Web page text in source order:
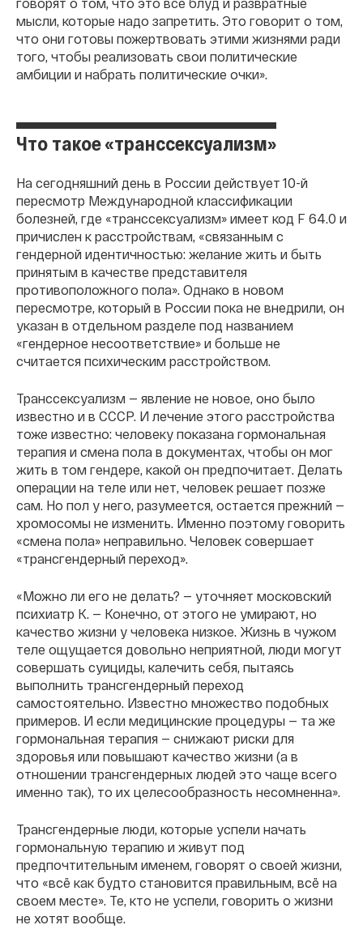
мысли, которые надо запретить. Это говорит о том,
что они готовы пожертвовать этими жизнями ради
того, чтобы реализовать свои политические
амбиции и набрать политические очки».
Что такое «транссексуализм»
На сегодняшний день в России действует 10-й
пересмотр Международной классификации
болезней, где «транссексуализм» имеет код F 64.0 и
причислен к расстройствам, «связанным с
гендерной идентичностью: желание жить и быть
принятым в качестве представителя
противоположного пола». Однако в новом
пересмотре, который в России пока не внедрили, он
указан в отдельном разделе под названием
«гендерное несоответствие» и больше не
считается психическим расстройством.
Транссексуализм — явление не новое, оно было
известно и в СССР. И лечение этого расстройства
тоже известно: человеку показана гормональная
терапия и смена пола в документах, чтобы он мог
жить в том гендере, какой он предпочитает. Делать
операции на теле или нет, человек решает позже
сам. Но пол у него, разумеется, остается прежний —
хромосомы не изменить. Именно поэтому говорить
«смена пола» неправильно. Человек совершает
«трансгендерный переход».
«Можно ли его не делать? — уточняет московский
психиатр К. — Конечно, от этого не умирают, но
качество жизни у человека низкое. Жизнь в чужом
теле ощущается довольно неприятной, люди могут
совершать суициды, калечить себя, пытаясь
выполнить трансгендерный переход
самостоятельно. Известно множество подобных
примеров. И если медицинские процедуры — та же
гормональная терапия — снижают риски для
здоровья или повышают качество жизни (а в
отношении трансгендерных людей это чаще всего
именно так), то их целесообразность несомненна».
Трансгендерные люди, которые успели начать
гормональную терапию и живут под
предпочтительным именем, говорят о своей жизни,
что «всё как будто становится правильным, всё на
своем месте». Те, кто не успели, говорить о жизни
не хотят вообще.